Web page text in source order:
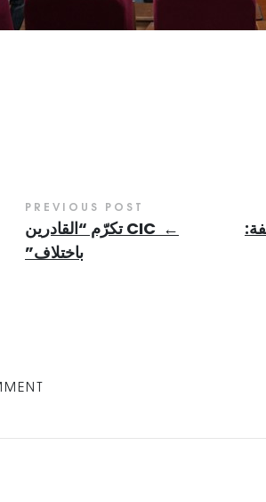
PREVIOUS POST
←
CIC تكرّم “القادرين
باختلاف”